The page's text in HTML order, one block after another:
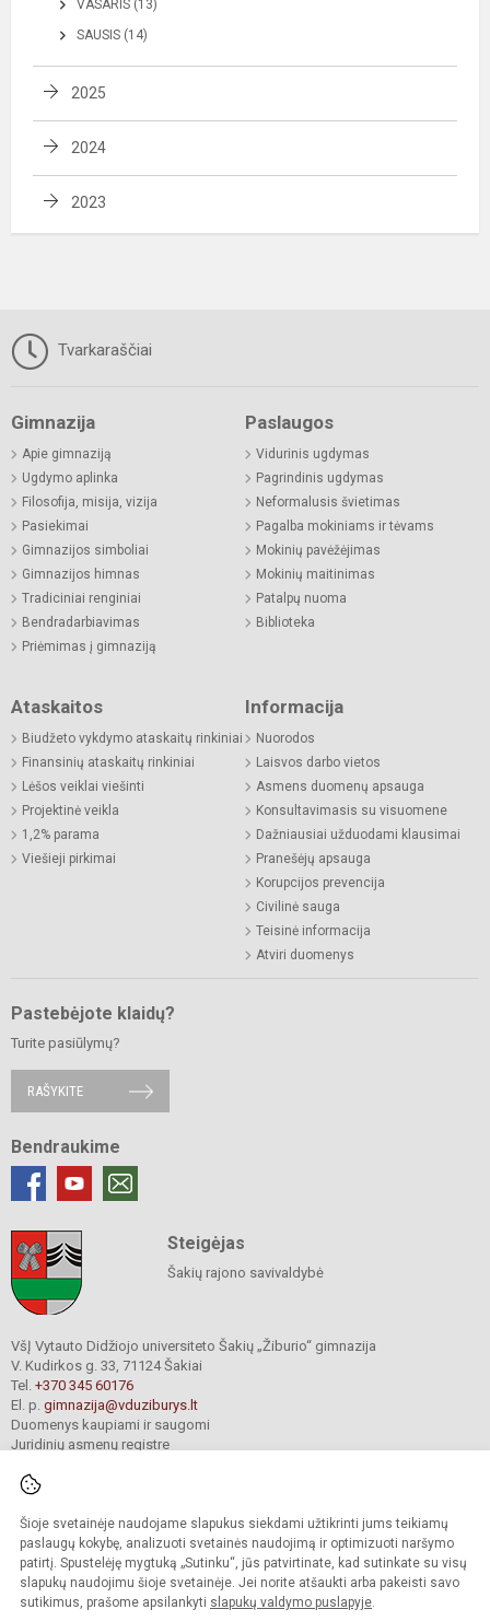
Šioje svetainėje naudojame slapukus siekdami užtikrinti jums teikiamų
paslaugų kokybę, analizuoti svetainės naudojimą ir optimizuoti naršymo
patirtį. Spustelėję mygtuką „Sutinku“, jūs patvirtinate, kad sutinkate su visų
slapukų naudojimu šioje svetainėje. Jei norite atšaukti arba pakeisti savo
sutikimus, prašome apsilankyti slapukų valdymo puslapyje.
VASARIS (13)
SAUSIS (14)
2025
2024
2023
Tvarkaraščiai
Gimnazija
Apie gimnaziją
Ugdymo aplinka
Filosofija, misija, vizija
Pasiekimai
Gimnazijos simboliai
Gimnazijos himnas
Tradiciniai renginiai
Bendradarbiavimas
Priėmimas į gimnaziją
Paslaugos
Vidurinis ugdymas
Pagrindinis ugdymas
Neformalusis švietimas
Pagalba mokiniams ir tėvams
Mokinių pavėžėjimas
Mokinių maitinimas
Patalpų nuoma
Biblioteka
Ataskaitos
Biudžeto vykdymo ataskaitų rinkiniai
Finansinių ataskaitų rinkiniai
Lėšos veiklai viešinti
Projektinė veikla
1,2% parama
Viešieji pirkimai
Informacija
Nuorodos
Laisvos darbo vietos
Asmens duomenų apsauga
Konsultavimasis su visuomene
Dažniausiai užduodami klausimai
Pranešėjų apsauga
Korupcijos prevencija
Civilinė sauga
Teisinė informacija
Atviri duomenys
Pastebėjote klaidų?
Turite pasiūlymų?
RAŠYKITE
Bendraukime
Steigėjas
Šakių rajono savivaldybė
VšĮ Vytauto Didžiojo universiteto Šakių „Žiburio“ gimnazija
V. Kudirkos g. 33, 71124 Šakiai
Tel. +370 345 60176
El. p. gimnazija@vduziburys.lt
Duomenys kaupiami ir saugomi
Juridinių asmenų registre
© 2024. VDU Šakių „Žiburio“ gimnazija. Visos teisės saugomos.
Kopijuoti turinį be raštiško gimnazijos sutikimo griežtai draudžiama.